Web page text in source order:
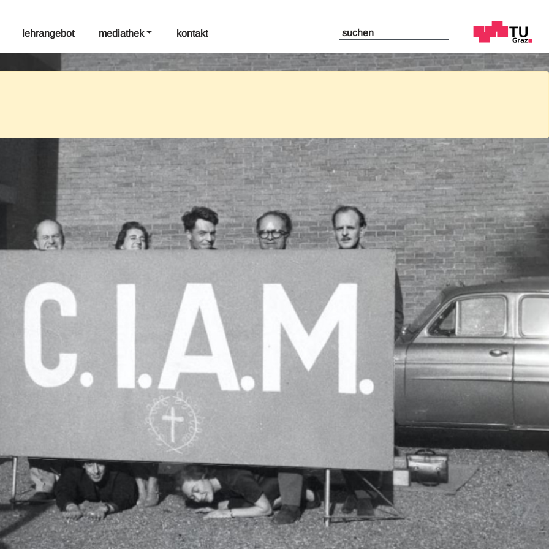
lehrangebot mediathek kontakt
tag: entwerfen